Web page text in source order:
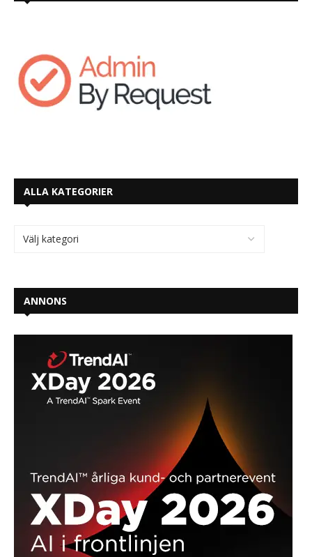
ALLA KATEGORIER
ANNONS